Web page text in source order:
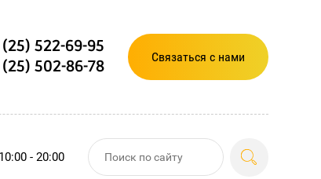
522-69-95
502-86-78
Связаться с нами
- 20:00